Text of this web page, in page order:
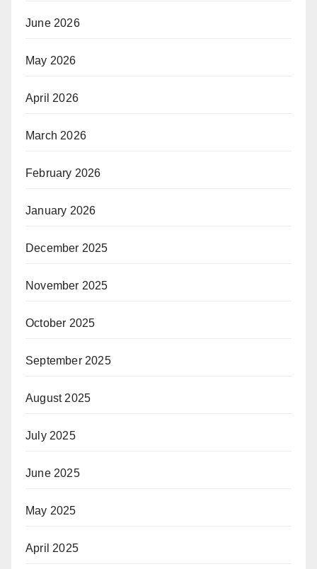
June 2026
May 2026
April 2026
March 2026
February 2026
January 2026
December 2025
November 2025
October 2025
September 2025
August 2025
July 2025
June 2025
May 2025
April 2025